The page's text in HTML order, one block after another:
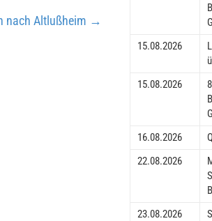
nach Altlußheim →
15.08.2026
15.08.2026
16.08.2026
22.08.2026
23.08.2026